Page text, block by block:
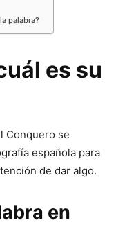
palabra?
es su
Conquero se
española para
de dar algo.
en